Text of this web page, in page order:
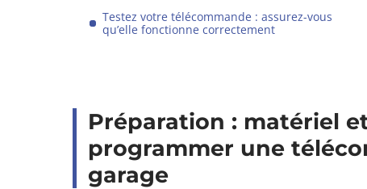
Testez votre télécommande : assurez-vous
qu’elle fonctionne correctement
Préparation : matériel
programmer une
garage